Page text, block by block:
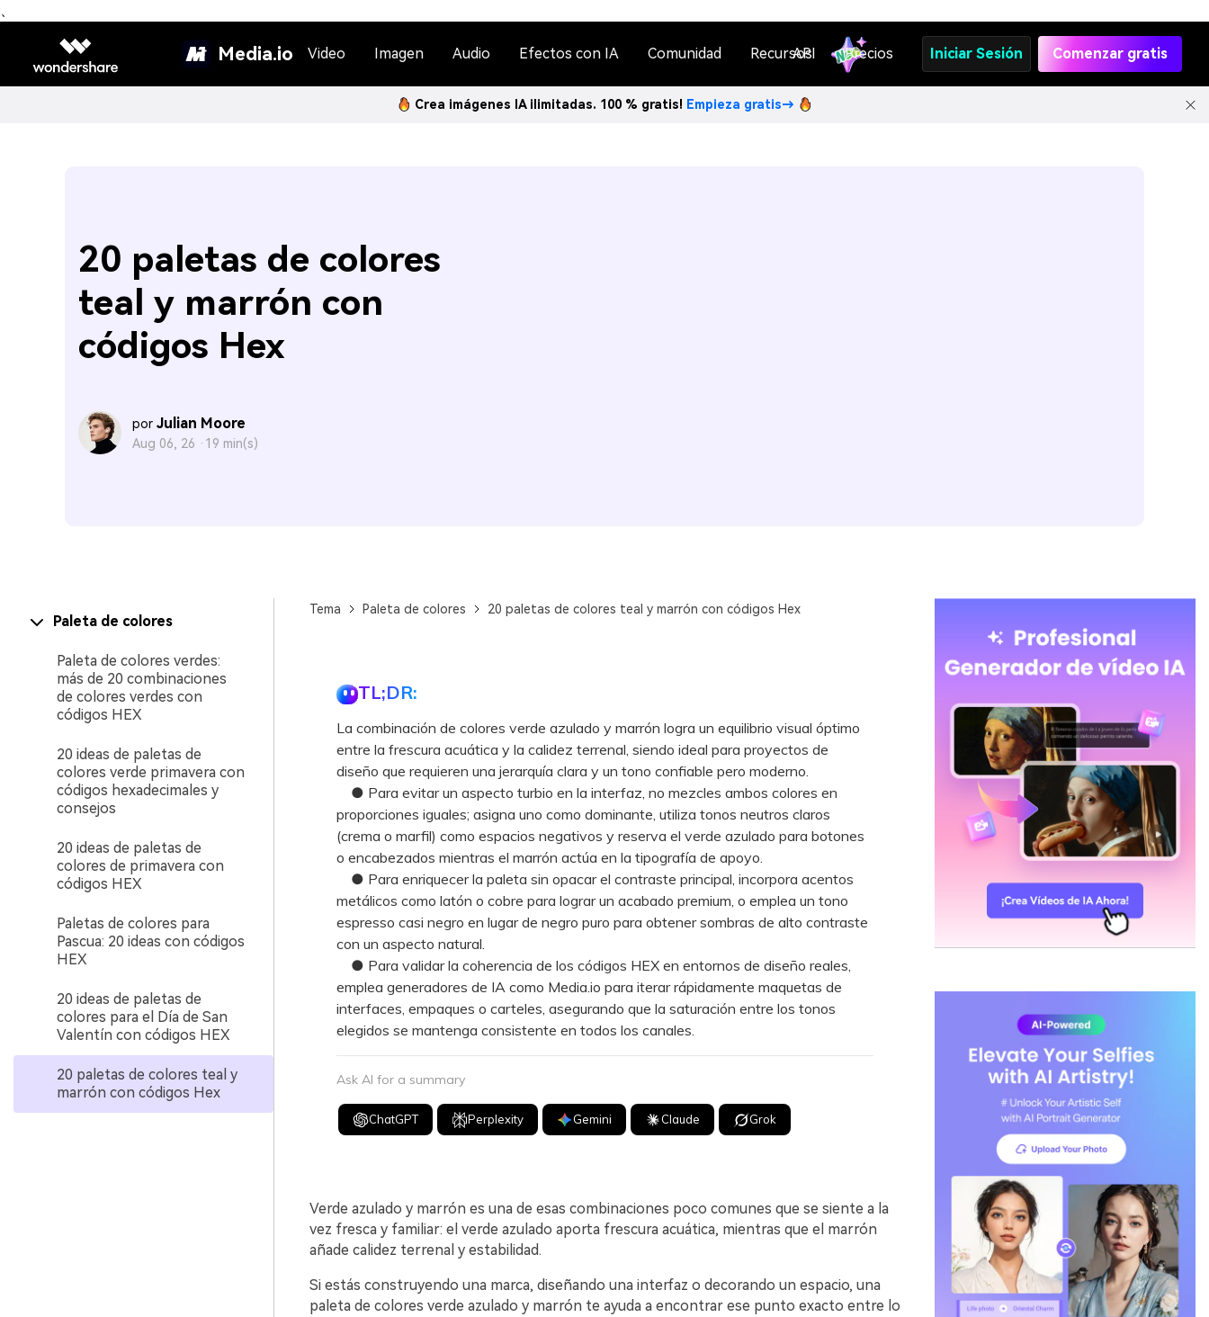
、
Media.io Video Imagen Audio Efectos con IA Comunidad Recursos
API Precios Iniciar Sesión Comenzar gratis
Crea imágenes IA ilimitadas. 100 % gratis! Empieza gratis→
20 paletas de colores
teal y marrón con
códigos Hex
por Julian Moore
Aug 06, 26 · 19 min(s)
Paleta de colores
Paleta de colores verdes:
más de 20 combinaciones
de colores verdes con
códigos HEX
20 ideas de paletas de
colores verde primavera con
códigos hexadecimales y
consejos
20 ideas de paletas de
colores de primavera con
códigos HEX
Paletas de colores para
Pascua: 20 ideas con códigos
HEX
20 ideas de paletas de
colores para el Día de San
Valentín con códigos HEX
20 paletas de colores teal y
marrón con códigos Hex
Tema Paleta de colores 20 paletas de colores teal y marrón con códigos Hex
TL;DR:
La combinación de colores verde azulado y marrón logra un equilibrio visual óptimo
entre la frescura acuática y la calidez terrenal, siendo ideal para proyectos de
diseño que requieren una jerarquía clara y un tono confiable pero moderno.
● Para evitar un aspecto turbio en la interfaz, no mezcles ambos colores en
proporciones iguales; asigna uno como dominante, utiliza tonos neutros claros
(crema o marfil) como espacios negativos y reserva el verde azulado para botones
o encabezados mientras el marrón actúa en la tipografía de apoyo.
● Para enriquecer la paleta sin opacar el contraste principal, incorpora acentos
metálicos como latón o cobre para lograr un acabado premium, o emplea un tono
espresso casi negro en lugar de negro puro para obtener sombras de alto contraste
con un aspecto natural.
● Para validar la coherencia de los códigos HEX en entornos de diseño reales,
emplea generadores de IA como Media.io para iterar rápidamente maquetas de
interfaces, empaques o carteles, asegurando que la saturación entre los tonos
elegidos se mantenga consistente en todos los canales.
Ask AI for a summary
ChatGPT Perplexity Gemini Claude Grok
Verde azulado y marrón es una de esas combinaciones poco comunes que se siente a la
vez fresca y familiar: el verde azulado aporta frescura acuática, mientras que el marrón
añade calidez terrenal y estabilidad.
Si estás construyendo una marca, diseñando una interfaz o decorando un espacio, una
paleta de colores verde azulado y marrón te ayuda a encontrar ese punto exacto entre lo